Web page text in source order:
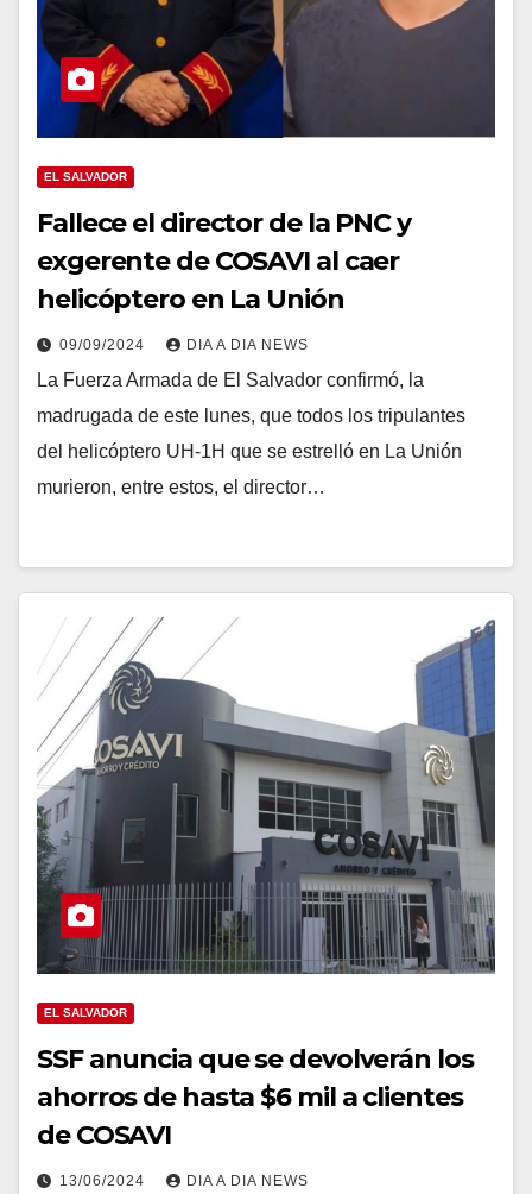
EL SALVADOR
Fallece el director de la PNC y
exgerente de COSAVI al caer
helicóptero en La Unión
09/09/2024 DIA A DIA NEWS
La Fuerza Armada de El Salvador confirmó, la
madrugada de este lunes, que todos los tripulantes
del helicóptero UH-1H que se estrelló en La Unión
murieron, entre estos, el director…
EL SALVADOR
SSF anuncia que se devolverán los
ahorros de hasta $6 mil a clientes
de COSAVI
13/06/2024 DIA A DIA NEWS